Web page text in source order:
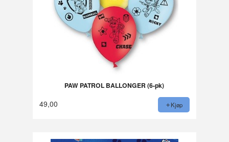
PAW PATROL BALLONGER (6-pk)
49,00 Kjøp